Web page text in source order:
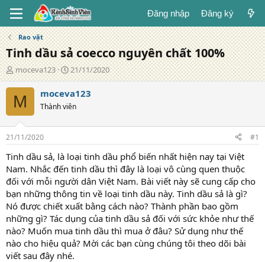
Đăng nhập Đăng ký
Rao vặt
Tinh dầu sả coecco nguyên chất 100%
T
á
c
g
ả
moceva123
N
g
à
y
đ
g
21/11/2020
M moceva123
Thành viên
21/11/2020 #1
Tinh dầu sả, là loại tinh dầu phổ biến nhất hiện nay tại Việt
Nam. Nhắc đến tinh dầu thì đây là loại vô cùng quen thuộc
đối với mỗi người dân Việt Nam. Bài viết này sẽ cung cấp cho
bạn những thông tin về loại tinh dầu này. Tinh dầu sả là gì?
Nó được chiết xuất bằng cách nào? Thành phần bao gồm
những gì? Tác dụng của tinh dầu sả đối với sức khỏe như thế
nào? Muốn mua tinh dầu thì mua ở đâu? Sử dụng như thế
nào cho hiệu quả? Mời các bạn cùng chúng tôi theo dõi bài
viết sau đây nhé.